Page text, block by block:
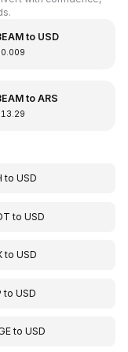
to USD
to ARS
toUSD
toUSD
toUSD
toUSD
toUSD